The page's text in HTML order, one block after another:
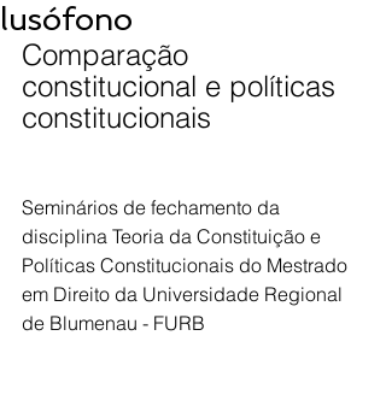
lusófono
Comparação
constitucional e políticas
constitucionais
Seminários de fechamento da
disciplina Teoria da Constituição e
Políticas Constitucionais do Mestrado
em Direito da Universidade Regional
de Blumenau - FURB